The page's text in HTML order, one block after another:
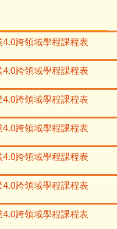
4.0跨領域學程課程表
4.0跨領域學程課程表
4.0跨領域學程課程表
4.0跨領域學程課程表
4.0跨領域學程課程表
4.0跨領域學程課程表
4.0跨領域學程課程表